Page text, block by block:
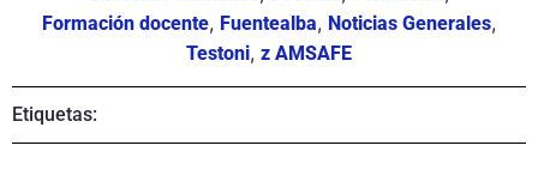
Formación docente, Fuentealba, Noticias Generales,
Testoni, z AMSAFE
Etiquetas: